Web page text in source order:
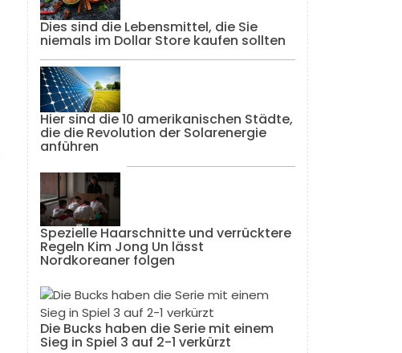
Dies sind die Lebensmittel, die Sie
niemals im Dollar Store kaufen sollten
Hier sind die 10 amerikanischen Städte,
die die Revolution der Solarenergie
anführen
Spezielle Haarschnitte und verrücktere
Regeln Kim Jong Un lässt
Nordkoreaner folgen
Die Bucks haben die Serie mit einem
Sieg in Spiel 3 auf 2-1 verkürzt